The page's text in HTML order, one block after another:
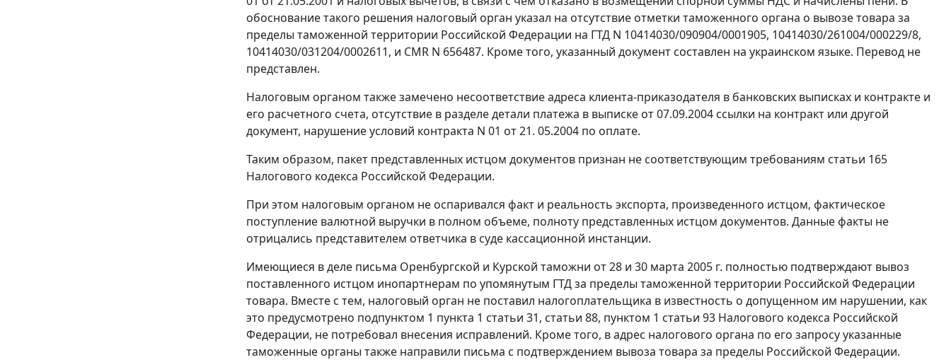
обоснование такого решения налоговый орган указал на отсутствие отметки таможенного органа о вывозе товара за
пределы таможенной территории Российской Федерации на ГТД N 10414030/090904/0001905, 10414030/261004/000229/8,
10414030/031204/0002611, и CMR N 656487. Кроме того, указанный документ составлен на украинском языке. Перевод не
представлен.
Налоговым органом также замечено несоответствие адреса клиента-приказодателя в банковских выписках и контракте и
его расчетного счета, отсутствие в разделе детали платежа в выписке от 07.09.2004 ссылки на контракт или другой
документ, нарушение условий контракта N 01 от 21. 05.2004 по оплате.
Таким образом, пакет представленных истцом документов признан не соответствующим требованиям статьи 165
Налогового кодекса Российской Федерации.
При этом налоговым органом не оспаривался факт и реальность экспорта, произведенного истцом, фактическое
поступление валютной выручки в полном объеме, полноту представленных истцом документов. Данные факты не
отрицались представителем ответчика в суде кассационной инстанции.
Имеющиеся в деле письма Оренбургской и Курской таможни от 28 и 30 марта 2005 г. полностью подтверждают вывоз
поставленного истцом инопартнерам по упомянутым ГТД за пределы таможенной территории Российской Федерации
товара. Вместе с тем, налоговый орган не поставил налогоплательщика в известность о допущенном им нарушении, как
это предусмотрено подпунктом 1 пункта 1 статьи 31, статьи 88, пунктом 1 статьи 93 Налогового кодекса Российской
Федерации, не потребовал внесения исправлений. Кроме того, в адрес налогового органа по его запросу указанные
таможенные органы также направили письма с подтверждением вывоза товара за пределы Российской Федерации.